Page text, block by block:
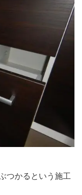
つかるという施工